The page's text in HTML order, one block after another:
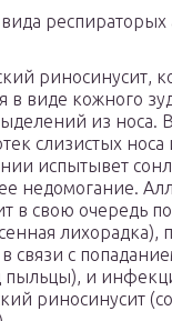
респираторых
риносинусит,
в виде кожного
из носа. В
слизистых носа
испытывет
недомогание.
в свою очередь
лихорадка),
связи с
пыльцы), и
риносинусит